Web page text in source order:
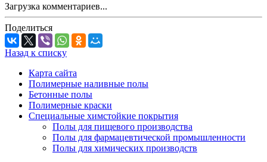
Загрузка комментариев...
Поделиться
Назад к списку
Карта сайта
Полимерные наливные полы
Бетонные полы
Полимерные краски
Специальные химстойкие покрытия
Полы для пищевого производства
Полы для фармацевтической промышленности
Полы для химических производств